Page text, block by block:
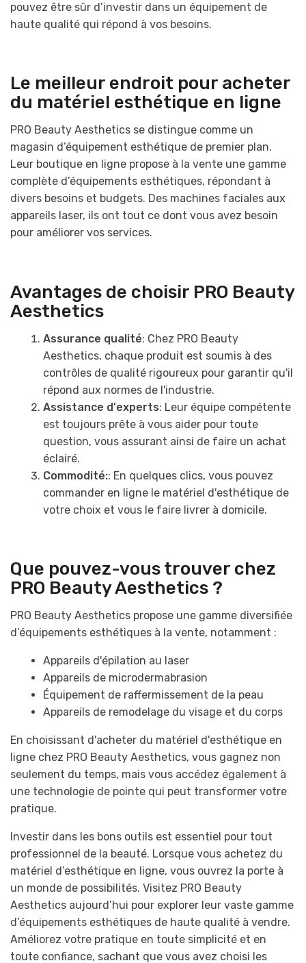
pouvez être sûr d’investir dans un équipement de
haute qualité qui répond à vos besoins.
Le meilleur endroit pour acheter
du matériel esthétique en ligne
PRO Beauty Aesthetics se distingue comme un
magasin d’équipement esthétique de premier plan.
Leur boutique en ligne propose à la vente une gamme
complète d’équipements esthétiques, répondant à
divers besoins et budgets. Des machines faciales aux
appareils laser, ils ont tout ce dont vous avez besoin
pour améliorer vos services.
Avantages de choisir PRO Beauty
Aesthetics
Assurance qualité: Chez PRO Beauty
Aesthetics, chaque produit est soumis à des
contrôles de qualité rigoureux pour garantir qu'il
répond aux normes de l'industrie.
Assistance d'experts: Leur équipe compétente
est toujours prête à vous aider pour toute
question, vous assurant ainsi de faire un achat
éclairé.
Commodité:: En quelques clics, vous pouvez
commander en ligne le matériel d'esthétique de
votre choix et vous le faire livrer à domicile.
Que pouvez-vous trouver chez
PRO Beauty Aesthetics ?
PRO Beauty Aesthetics propose une gamme diversifiée
d’équipements esthétiques à la vente, notamment :
Appareils d'épilation au laser
Appareils de microdermabrasion
Équipement de raffermissement de la peau
Appareils de remodelage du visage et du corps
En choisissant d'acheter du matériel d'esthétique en
ligne chez PRO Beauty Aesthetics, vous gagnez non
seulement du temps, mais vous accédez également à
une technologie de pointe qui peut transformer votre
pratique.
Investir dans les bons outils est essentiel pour tout
professionnel de la beauté. Lorsque vous achetez du
matériel d’esthétique en ligne, vous ouvrez la porte à
un monde de possibilités. Visitez PRO Beauty
Aesthetics aujourd’hui pour explorer leur vaste gamme
d’équipements esthétiques de haute qualité à vendre.
Améliorez votre pratique en toute simplicité et en
toute confiance, sachant que vous avez choisi les